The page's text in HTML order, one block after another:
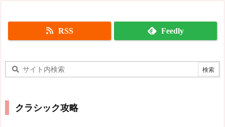
RSS Feedly
クラシック攻略